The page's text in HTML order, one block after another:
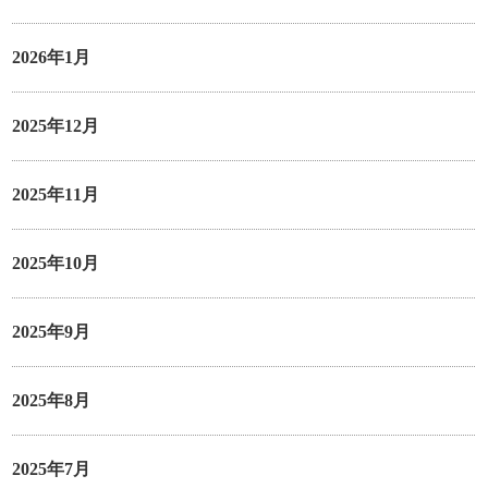
2026年1月
2025年12月
2025年11月
2025年10月
2025年9月
2025年8月
2025年7月